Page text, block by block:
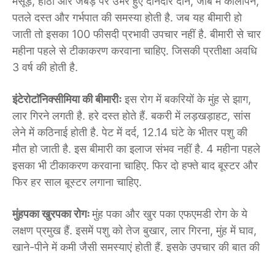
पतले दस्त और गर्भपात की समस्या होती है. जब यह बीमारी हो
जाती तो इसका 100 फीसदी प्रभावी उपचार नहीं है. बीमारी से चार
महीना पहले से टीकाकरण करवाना चाहिए. जिसकी प्रतीक्षा अवधि
3 वर्ष की होती है.
इंटेरोटाॅनिक्सीमिया की बीमारीःइस रोग में बकरियों के मुंह से झाग,
लार गिरने लगती है. हरे दस्त होते हैं. बकरी में लड़खड़ाहट, सांस
लेने में कठिनाई होती है. पेट में दर्द, 12.14 घंटे के भीतर पशु की
मौत हो जाती है. इस बीमारी का इलाज संभव नहीं है. 4 महीना पहले
इसका भी टीकाकरण करवाना चाहिए. फिर दो हफ्ते बाद बूस्टर और
फिर हर साल बूस्टर लगाना चाहिए.
मुंहपका खुरपका रोगःमुंह पका और खुर पका एफएमडी रोग के ये
लक्षण प्रमुख हैं. इसमें पशु को तेज बुखार, लार गिरना, मुंह में घाव,
खाने-पीने में कमी जैसी समस्याएं होती हैं. इसके उपचार की बात की